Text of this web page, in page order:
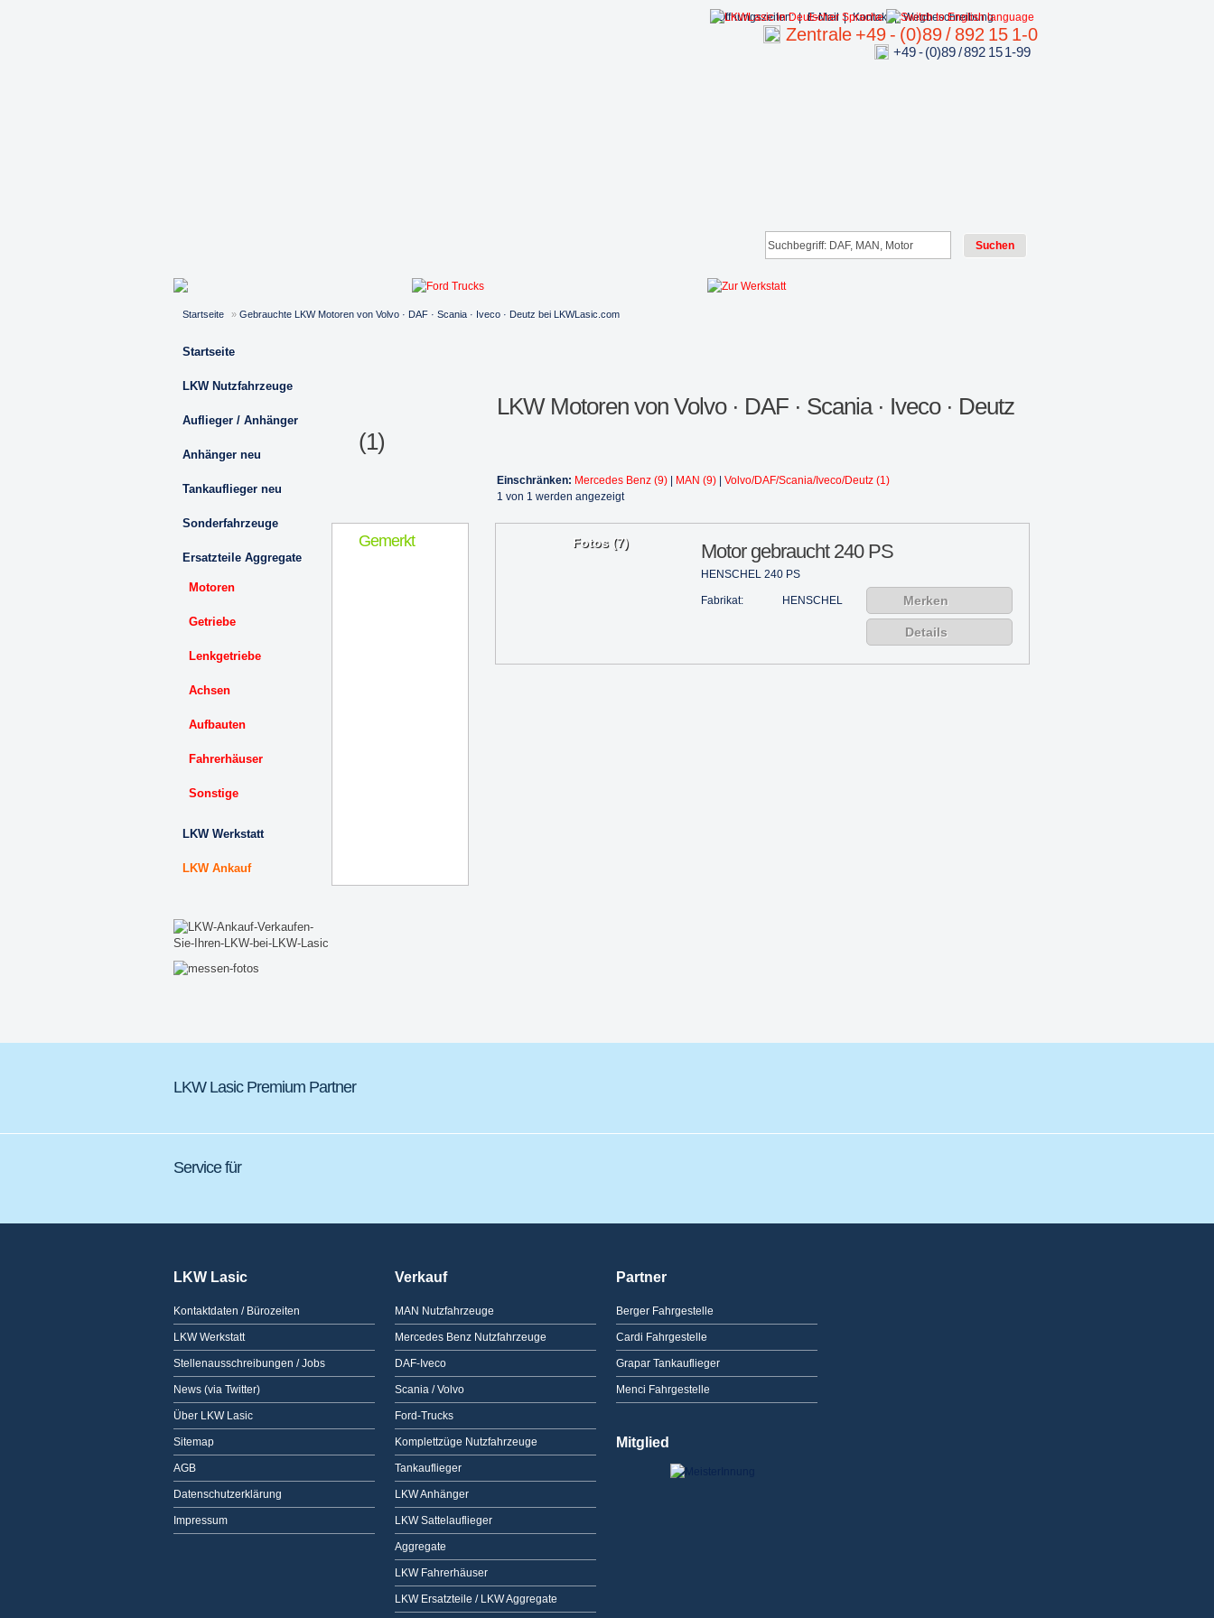
Wegbeschreibung
Kontakt |
E-Mail |
Öffnungszeiten: |
Zentrale +49 - (0)89 / 892 15 1-0
+49 - (0)89 / 892 15 1-99
Startseite » Gebrauchte LKW Motoren von Volvo · DAF · Scania · Iveco · Deutz bei LKWLasic.com
Startseite
LKW Nutzfahrzeuge
Auflieger / Anhänger
Anhänger neu
Tankauflieger neu
Sonderfahrzeuge
Ersatzteile Aggregate
Motoren
Getriebe
Lenkgetriebe
Achsen
Aufbauten
Fahrerhäuser
Sonstige
LKW Werkstatt
LKW Ankauf
LKW Motoren von Volvo · DAF · Scania · Iveco · Deutz
(1)
Einschränken: Mercedes Benz (9) MAN (9)
Volvo/DAF/Scania/Iveco/Deutz (1)
1 von 1 werden angezeigt
Gemerkt Fotos (7)
Merken
Details
Motor gebraucht 240 PS
HENSCHEL 240 PS
Fabrikat: HENSCHEL
LKW Lasic Premium Partner
Service für
LKW Lasic
Kontaktdaten / Bürozeiten
LKW Werkstatt
Stellenausschreibungen / Jobs
News (via Twitter)
Über LKW Lasic
Sitemap
AGB
Datenschutzerklärung
Impressum
Verkauf
MAN Nutzfahrzeuge
Mercedes Benz Nutzfahrzeuge
DAF-Iveco
Scania / Volvo
Ford-Trucks
Komplettzüge Nutzfahrzeuge
Tankauflieger
LKW Anhänger
LKW Sattelauflieger
Aggregate
LKW Fahrerhäuser
LKW Ersatzteile / LKW Aggregate
Partner
Berger Fahrgestelle
Cardi Fahrgestelle
Grapar Tankauflieger
Menci Fahrgestelle
Mitglied